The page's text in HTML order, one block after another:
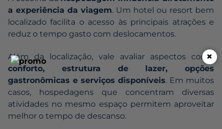
a experiência da viagem. Um hotel ou resort bem
localizado facilita o acesso às principais atrações e
reduz o tempo gasto com deslocamentos.
Além da localização, vale avaliar aspectos como
conforto, estrutura de lazer, opções
gastronômicas e serviços disponíveis. Em muitos
casos, hospedagens que concentram diversas
atividades no mesmo espaço permitem aproveitar
melhor o tempo de descanso.
×